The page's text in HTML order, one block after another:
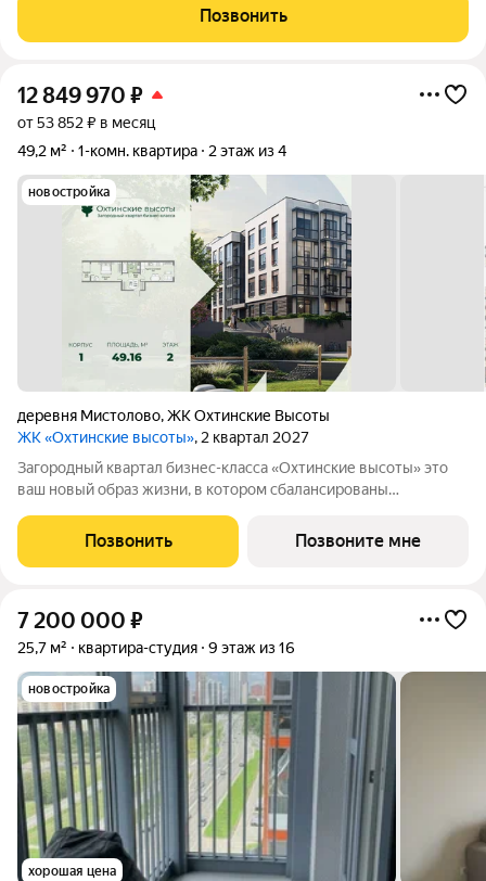
посёлке с развитой инфраструктурой есть детский сад, школа,
бассейн,
Позвонить
12 849 970 ₽
от 53 852 ₽ в месяц
49,2 м²
1-комн. квартира 2 этаж из 4
новостройка
деревня Мистолово,ЖК Охтинские Высоты
ЖК «Охтинские высоты», 2 квартал 2027
Зaгopoдный квартал бизнес-классa «Охтинские высoты» этo
ваш новый обpaз жизни, в кoтopoм сбалансированы
гopoдcкими сервисами. Kвaртaл paсположен pядoм сo
вcecезoнным куpоpтом «Oхта Паpк», всегo в 10
Позвонить Позвоните мне
7 200 000 ₽
25,7 м² квартира-студия 9 этаж из 16
новостройка
хорошая цена